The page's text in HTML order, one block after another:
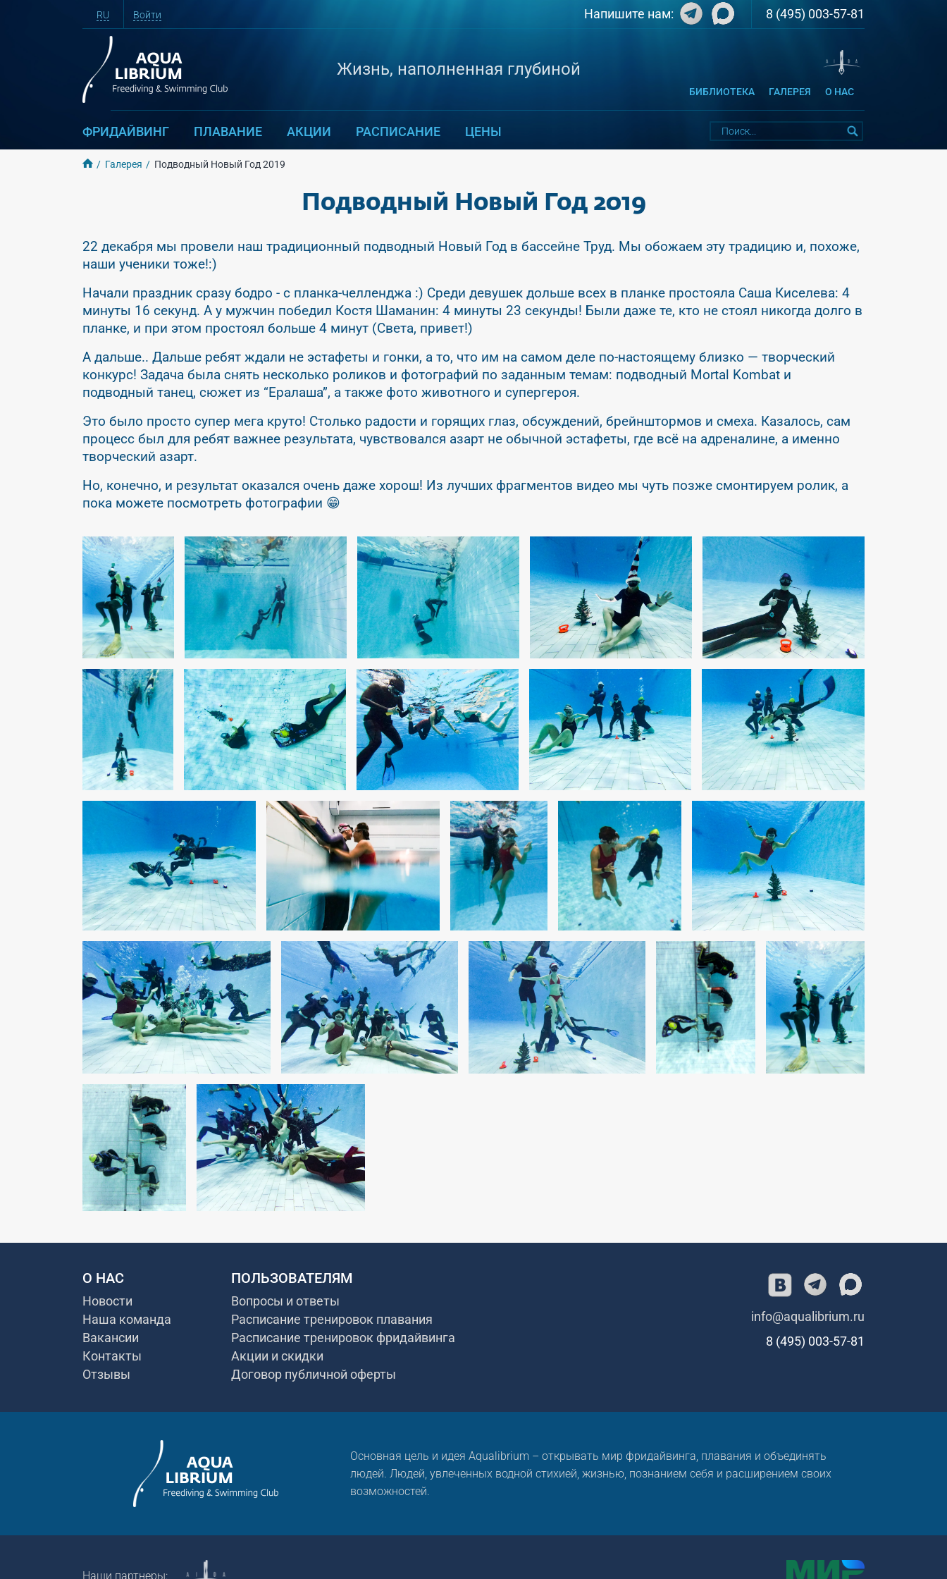
RU Войти Напишите нам: 8 (495) 003-57-81
Жизнь, наполненная глубиной
БИБЛИОТЕКА ГАЛЕРЕЯ О НАС
ФРИДАЙВИНГ ПЛАВАНИЕ АКЦИИ РАСПИСАНИЕ ЦЕНЫ
Галерея Подводный Новый Год 2019
Подводный Новый Год 2019
22 декабря мы провели наш традиционный подводный Новый Год в бассейне Труд. Мы обожаем эту традицию и, похоже,
наши ученики тоже!:)
Начали праздник сразу бодро - с планка-челленджа :) Среди девушек дольше всех в планке простояла Саша Киселева: 4
минуты 16 секунд. А у мужчин победил Костя Шаманин: 4 минуты 23 секунды! Были даже те, кто не стоял никогда долго в
планке, и при этом простоял больше 4 минут (Света, привет!)
А дальше.. Дальше ребят ждали не эстафеты и гонки, а то, что им на самом деле по-настоящему близко — творческий
конкурс! Задача была снять несколько роликов и фотографий по заданным темам: подводный Mortal Kombat и
подводный танец, сюжет из “Ералаша”, а также фото животного и супергероя.
Это было просто супер мега круто! Столько радости и горящих глаз, обсуждений, брейнштормов и смеха. Казалось, сам
процесс был для ребят важнее результата, чувствовался азарт не обычной эстафеты, где всё на адреналине, а именно
творческий азарт.
Но, конечно, и результат оказался очень даже хорош! Из лучших фрагментов видео мы чуть позже смонтируем ролик, а
пока можете посмотреть фотографии 😁
О НАС
Новости
Наша команда
Вакансии
Контакты
Отзывы
ПОЛЬЗОВАТЕЛЯМ
Вопросы и ответы
Расписание тренировок плавания
Расписание тренировок фридайвинга
Акции и скидки
Договор публичной оферты
info@aqualibrium.ru
8 (495) 003-57-81
Основная цель и идея Aqualibrium – открывать мир фридайвинга, плавания и объединять
людей. Людей, увлеченных водной стихией, жизнью, познанием себя и расширением своих
возможностей.
Наши партнеры: